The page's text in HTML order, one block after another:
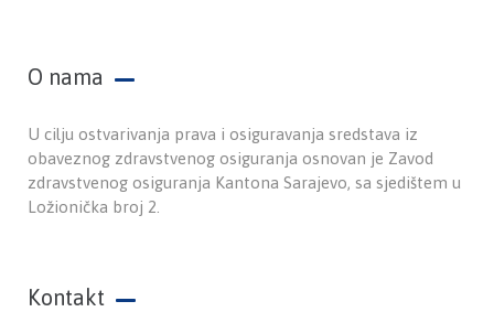
O nama
U cilju ostvarivanja prava i osiguravanja sredstava iz
obaveznog zdravstvenog osiguranja osnovan je Zavod
zdravstvenog osiguranja Kantona Sarajevo, sa sjedištem u
Ložionička broj 2.
Kontakt